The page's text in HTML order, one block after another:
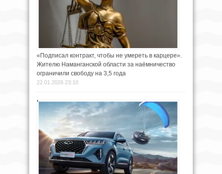
«Подписал контракт, чтобы не умереть в карцере».
Жителю Наманганской области за наёмничество
ограничили свободу на 3,5 года
22.01.2026 23:10